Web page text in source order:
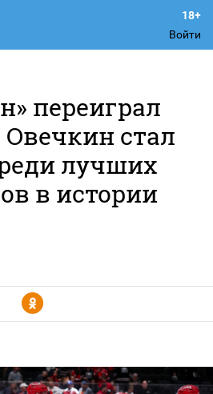
Войти
переиграл
Овечкин стал
лучших
в истории
Y